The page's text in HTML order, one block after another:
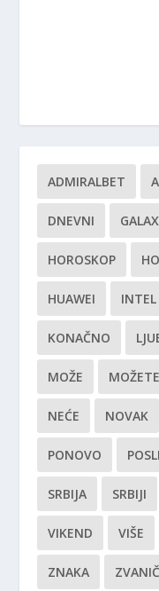
ADMIRALBET
DNEVNI
HOROSKOP
HUAWEI INTEL
KONAČNO
MOŽE MOŽETE
NEĆE NOVAK
PONOVO
SRBIJA SRBIJI
VIKEND VIŠE
ZNAKA